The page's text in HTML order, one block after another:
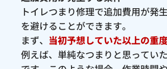
トイレつまり修理で追加費用が発
を避けることができます。
まず、 当初予想していた以上の重
例えば、単純なつまりと思ってい